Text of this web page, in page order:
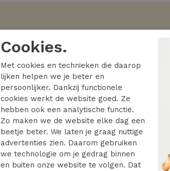
stylisten
Nieuw
Studio Anneloes
149.95
Cookies.
Met cookies en technieken die daarop
lijken helpen we je beter en
persoonlijker. Dankzij functionele
cookies werkt de website goed. Ze
hebben ook een analytische functie.
Zo maken we de website elke dag een
beetje beter. We laten je graag nuttige
advertenties zien. Daarom gebruiken
we technologie om je gedrag binnen
en buiten onze website te volgen. Dat